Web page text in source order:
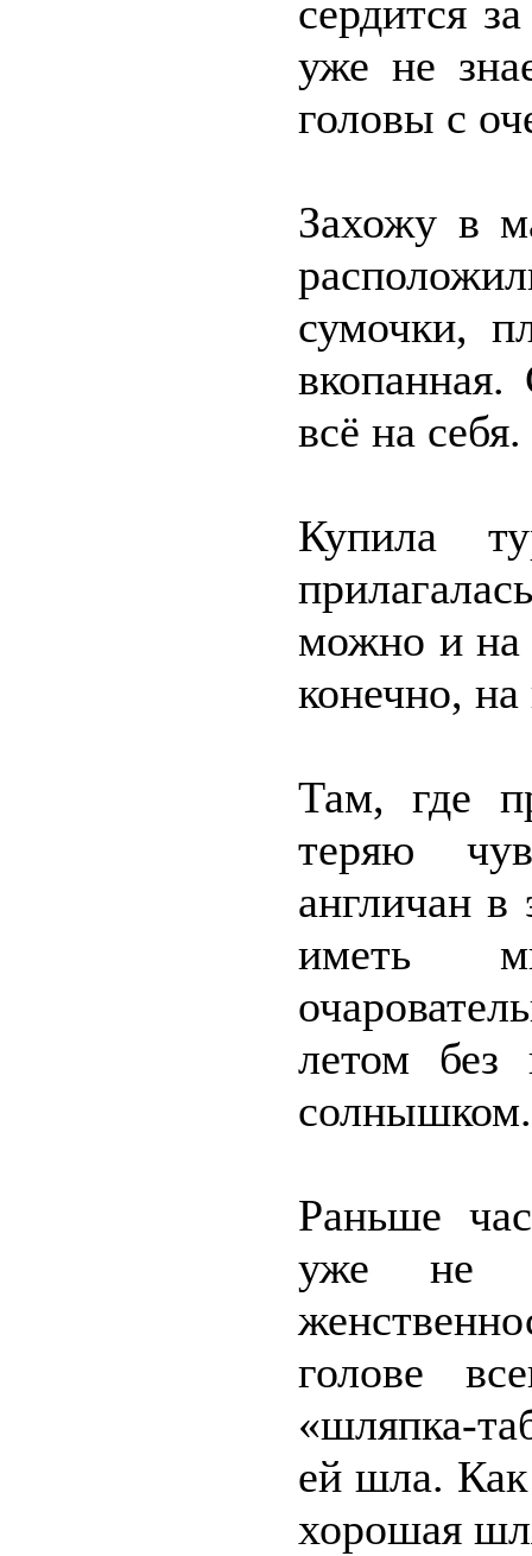
сердится
уже не
головы с
Захожу в
сумочки,
всё на себя.
Купила
можно и на
конечно, на
Там, где
теряю
англичан в
иметь
летом
солнышком.
Раньше
уже не
голове
«шляпка-
ей шла.
хорошая